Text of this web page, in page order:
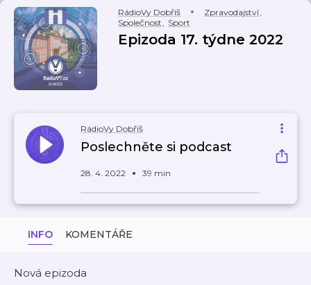
RádioVy Dobříš Zpravodajství,
Společnost, Sport
Epizoda 17. týdne 2022
RádioVy Dobříš
Poslechněte si podcast
28. 4. 2022 39 min
INFO KOMENTÁŘE
Nová epizoda